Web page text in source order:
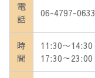
電
話
06-4797-0633
時
間
11:30〜14:30
17:30～23:00